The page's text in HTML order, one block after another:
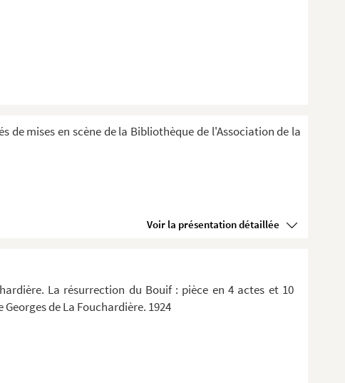
mises en scène de la Bibliothèque de l'Association de la
Voir la présentation détaillée
La résurrection du Bouif : pièce en 4 actes et 10
de La Fouchardière. 1924